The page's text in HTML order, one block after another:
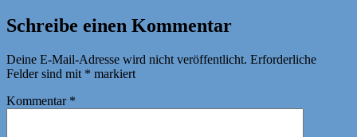
Schreibe einen Kommentar
Deine E-Mail-Adresse wird nicht veröffentlicht. Erforderliche
Felder sind mit * markiert
Kommentar *